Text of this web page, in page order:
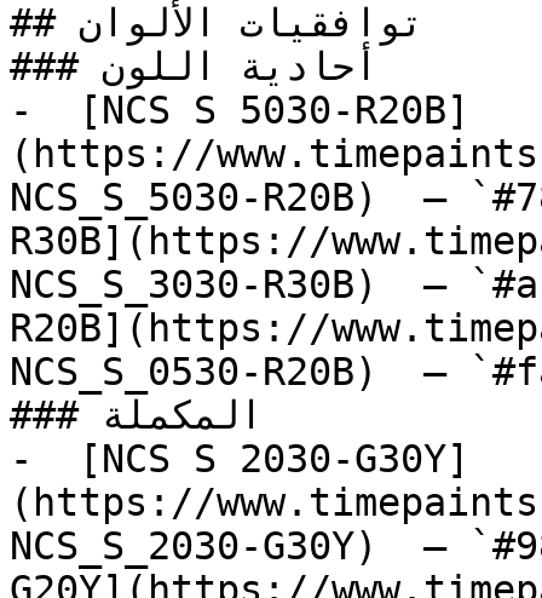
## توافقيات الألوان
### أحادية اللون
-  [NCS S 5030-R20B]
(https://
NCS_S_5030-R20B)  —
R30B](https://
NCS_S_3030-R30B)  —
R20B](https://
NCS_S_0530-R20B)  —
### المكملة
-  [NCS S 2030-G30Y]
(https://
NCS_S_2030-G30Y)  —